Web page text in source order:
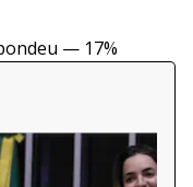
— 17%